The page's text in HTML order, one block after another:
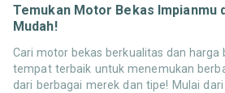
Temukan Motor Bekas Impianmu
Mudah!
Cari motor bekas berkualitas dan harga
tempat terbaik untuk menemukan
dari berbagai merek dan tipe! Mulai